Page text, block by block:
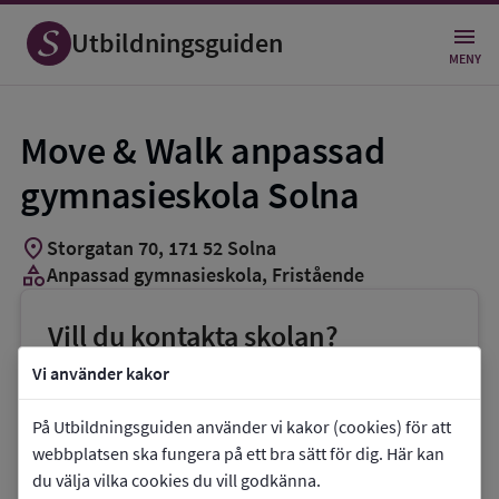
Vi använder kakor
På Utbildningsguiden använder vi kakor (cookies) för att
webbplatsen ska fungera på ett bra sätt för dig. Här kan
du välja vilka cookies du vill godkänna.
Utbildningsguiden MENY
Move & Walk anpassad
gymnasieskola Solna
location_on Storgatan 70, 17152 Solna
categoryAnpassad gymnasieskola, Fristående
Vill du kontakta skolan?
phoneTelefon:08-6249991
link Webbplats:Move & Walk anpassad
gymnasieskola Solna